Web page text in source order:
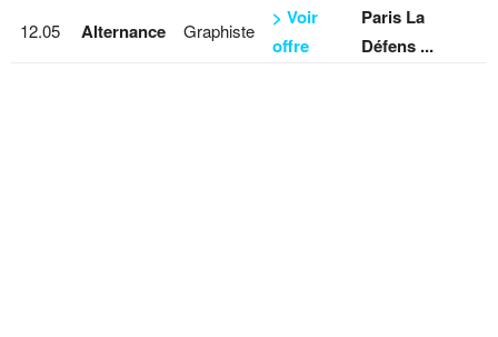
12.05 Alternance Graphiste
> Voir
offre
Paris La
Défens ...